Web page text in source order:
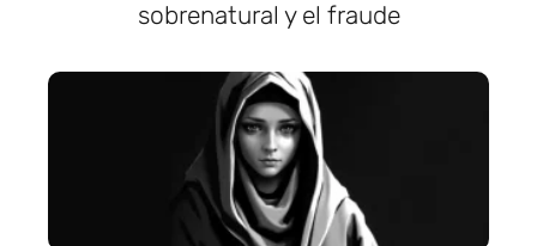
sobrenatural y el fraude